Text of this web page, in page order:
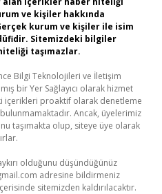
ve kişiler hakkında
kurum ve kişiler ile isim
Sitemizdeki bilgiler
taşımazlar.
Bilgi Teknolojileri ve İletişim
bir Yer Sağlayıcı olarak hizmet
içerikleri proaktif olarak denetleme
Ancak, üyelerimiz
taşımakta olup, siteye üye olarak
olduğunu düşündüğünüz
adresine bildirmeniz
sitemizden kaldırılacaktır.